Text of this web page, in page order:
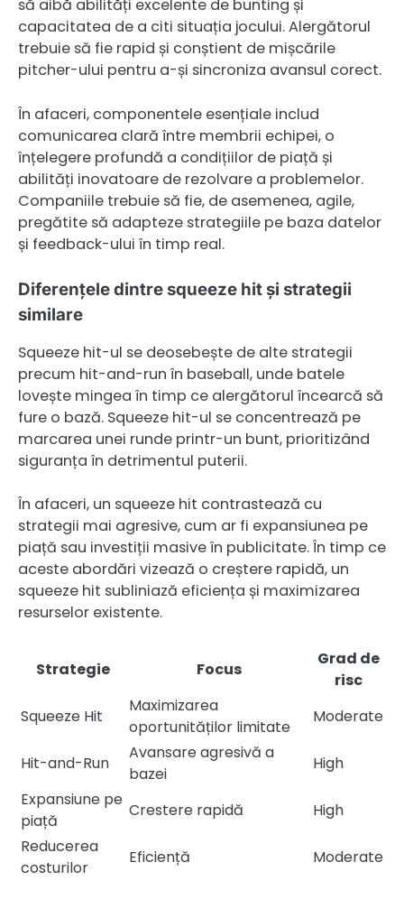
să aibă abilități excelente de bunting și
capacitatea de a citi situația jocului. Alergătorul
trebuie să fie rapid și conștient de mișcările
pitcher-ului pentru a-și sincroniza avansul corect.
În afaceri, componentele esențiale includ
comunicarea clară între membrii echipei, o
înțelegere profundă a condițiilor de piață și
abilități inovatoare de rezolvare a problemelor.
Companiile trebuie să fie, de asemenea, agile,
pregătite să adapteze strategiile pe baza datelor
și feedback-ului în timp real.
Diferențele dintre squeeze hit și strategii
similare
Squeeze hit-ul se deosebește de alte strategii
precum hit-and-run în baseball, unde batele
lovește mingea în timp ce alergătorul încearcă să
fure o bază. Squeeze hit-ul se concentrează pe
marcarea unei runde printr-un bunt, prioritizând
siguranța în detrimentul puterii.
În afaceri, un squeeze hit contrastează cu
strategii mai agresive, cum ar fi expansiunea pe
piață sau investiții masive în publicitate. În timp ce
aceste abordări vizează o creștere rapidă, un
squeeze hit subliniază eficiența și maximizarea
resurselor existente.
Strategie Focus
Grad de
risc
Squeeze Hit
Maximizarea
oportunităților limitate
Moderate
Hit-and-Run
Avansare agresivă a
bazei
High
Expansiune pe
piață
Crestere rapidă
High
Reducerea
costurilor
Eficiență Moderate